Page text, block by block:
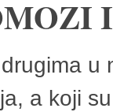
a koji